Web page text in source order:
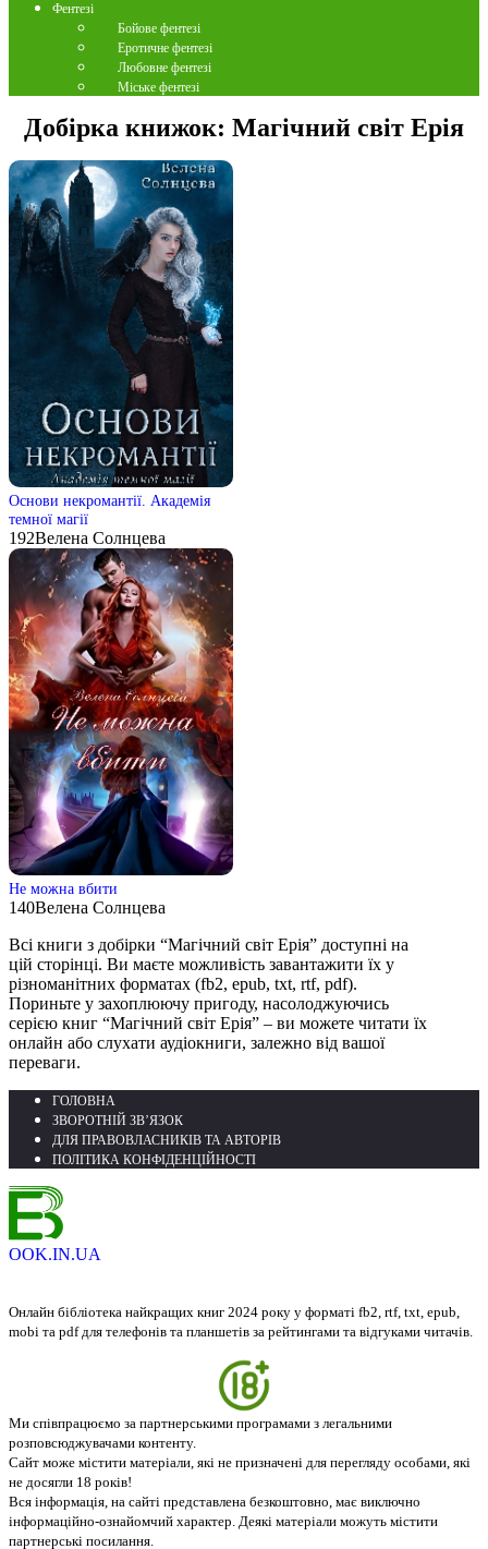
Фентезі
Бойове фентезі
Еротичне фентезі
Любовне фентезі
Міське фентезі
Добірка книжок: Магічний світ Ерія
Основи некромантії. Академія
темної магії
192Велена Солнцева
Не можна вбити
140Велена Солнцева
Всі книги з добірки “Магічний світ Ерія” доступні на
цій сторінці. Ви маєте можливість завантажити їх у
різноманітних форматах (fb2, epub, txt, rtf, pdf).
Пориньте у захоплюючу пригоду, насолоджуючись
серією книг “Магічний світ Ерія” – ви можете читати їх
онлайн або слухати аудіокниги, залежно від вашої
переваги.
ГОЛОВНА
ЗВОРОТНІЙ ЗВ’ЯЗОК
ДЛЯ ПРАВОВЛАСНИКІВ ТА АВТОРІВ
ПОЛІТИКА КОНФІДЕНЦІЙНОСТІ
OOK.IN.UA
Онлайн бібліотека найкращих книг 2024 року у форматі fb2, rtf, txt, epub,
mobi та pdf для телефонів та планшетів за рейтингами та відгуками читачів.
Ми співпрацюємо за партнерськими програмами з легальними
розповсюджувачами контенту.
Сайт може містити матеріали, які не призначені для перегляду особами, які
не досягли 18 років!
Вся інформація, на сайті представлена безкоштовно, має виключно
інформаційно-ознайомчий характер. Деякі матеріали можуть містити
партнерські посилання.